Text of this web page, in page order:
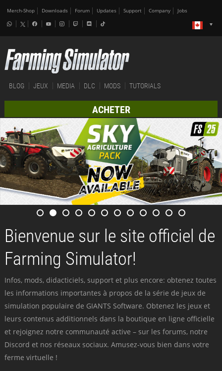
Merch-Shop Downloads Forum Updates Support Company Jobs
BLOG JEUX MEDIA DLC MODS TUTORIALS
ACHETER
Bienvenue sur le site officiel de
Farming Simulator!
Infos, mods, didacticiels, support et plus encore: obtenez toutes
les informations importantes à propos de la série de jeux de
simulation populaire de GIANTS Software. Obtenez les jeux et
leurs contenus additionnels dans la boutique en ligne officielle
et rejoignez notre communauté active – sur les forums, notre
Discord et nos réseaux sociaux. Amusez-vous bien dans votre
ferme virtuelle !